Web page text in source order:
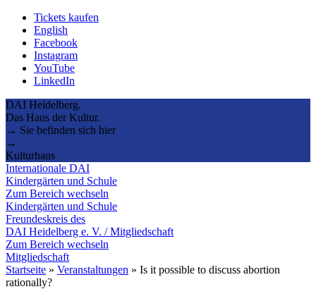
Tickets kaufen
English
Facebook
Instagram
YouTube
LinkedIn
DAI Heidelberg.
Das Haus der Kultur.
→ Sie befinden sich hier
→
Kulturhaus
Internationale DAI
Kindergärten und Schule
Zum Bereich wechseln
Kindergärten und Schule
Freundeskreis des
DAI Heidelberg e. V. / Mitgliedschaft
Zum Bereich wechseln
Mitgliedschaft
Startseite » Veranstaltungen » Is it possible to discuss abortion
rationally?